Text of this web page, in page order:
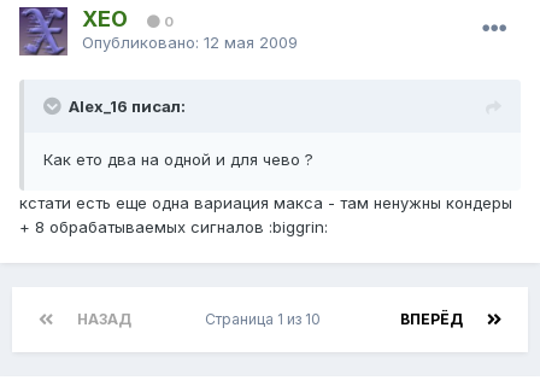
XEO 0
Опубликовано: 12 мая 2009
Alex_16 писал:
Как ето два на одной и для чево ?
кстати есть еще одна вариация макса - там ненужны кондеры
+ 8 обрабатываемых сигналов :biggrin:
НАЗАД ВПЕРЁД
Страница 1 из 10